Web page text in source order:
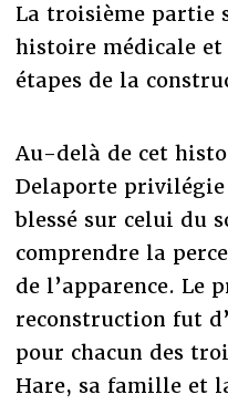
La troisième partie
histoire médicale
étapes de la
Au-delà de cet
Delaporte
blessé sur celui du
comprendre la
de l’apparence. Le
reconstruction fut
pour chacun des
Hare, sa famille et